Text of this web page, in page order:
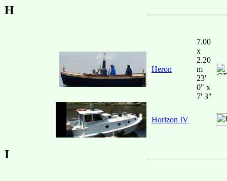
H
Heron
7.00
x
2.20
m
23'
0" x
7' 3"
Horizon IV
I